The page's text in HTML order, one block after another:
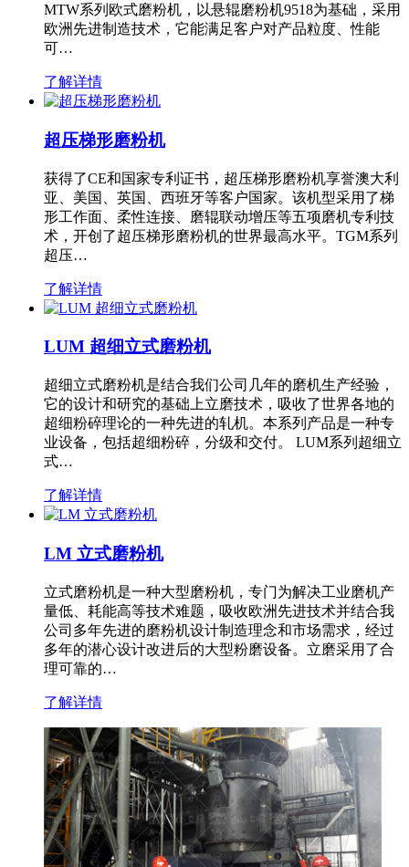
MTW系列欧式磨粉机，以悬辊磨粉机9518为基础，采用
欧洲先进制造技术，它能满足客户对产品粒度、性能
可…
了解详情
超压梯形磨粉机
获得了CE和国家专利证书，超压梯形磨粉机享誉澳大利
亚、美国、英国、西班牙等客户国家。该机型采用了梯
形工作面、柔性连接、磨辊联动增压等五项磨机专利技
术，开创了超压梯形磨粉机的世界最高水平。TGM系列
超压…
了解详情
LUM 超细立式磨粉机
超细立式磨粉机是结合我们公司几年的磨机生产经验，
它的设计和研究的基础上立磨技术，吸收了世界各地的
超细粉碎理论的一种先进的轧机。本系列产品是一种专
业设备，包括超细粉碎，分级和交付。 LUM系列超细立
式…
了解详情
LM 立式磨粉机
立式磨粉机是一种大型磨粉机，专门为解决工业磨机产
量低、耗能高等技术难题，吸收欧洲先进技术并结合我
公司多年先进的磨粉机设计制造理念和市场需求，经过
多年的潜心设计改进后的大型粉磨设备。立磨采用了合
理可靠的…
了解详情